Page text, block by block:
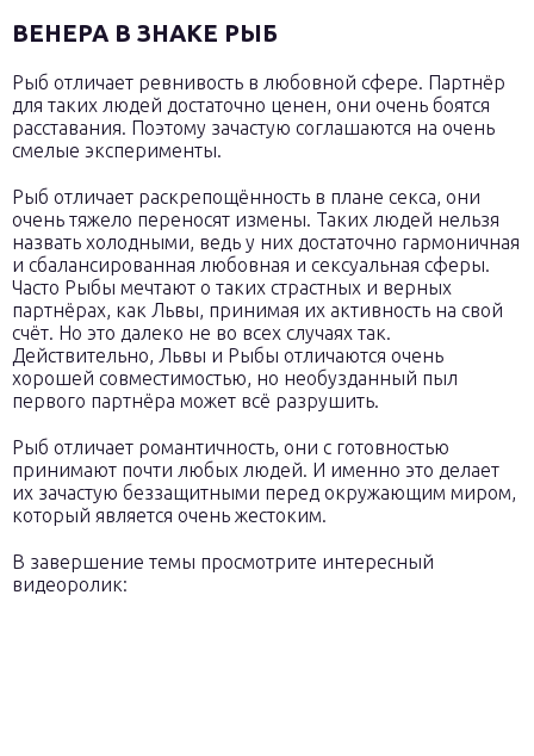
ВЕНЕРА В ЗНАКЕ РЫБ
Рыб отличает ревнивость в любовной сфере. Партнёр
для таких людей достаточно ценен, они очень боятся
расставания. Поэтому зачастую соглашаются на очень
смелые эксперименты.
Рыб отличает раскрепощённость в плане секса, они
очень тяжело переносят измены. Таких людей нельзя
назвать холодными, ведь у них достаточно гармоничная
и сбалансированная любовная и сексуальная сферы.
Часто Рыбы мечтают о таких страстных и верных
партнёрах, как Львы, принимая их активность на свой
счёт. Но это далеко не во всех случаях так.
Действительно, Львы и Рыбы отличаются очень
хорошей совместимостью, но необузданный пыл
первого партнёра может всё разрушить.
Рыб отличает романтичность, они с готовностью
принимают почти любых людей. И именно это делает
их зачастую беззащитными перед окружающим миром,
который является очень жестоким.
В завершение темы просмотрите интересный
видеоролик: